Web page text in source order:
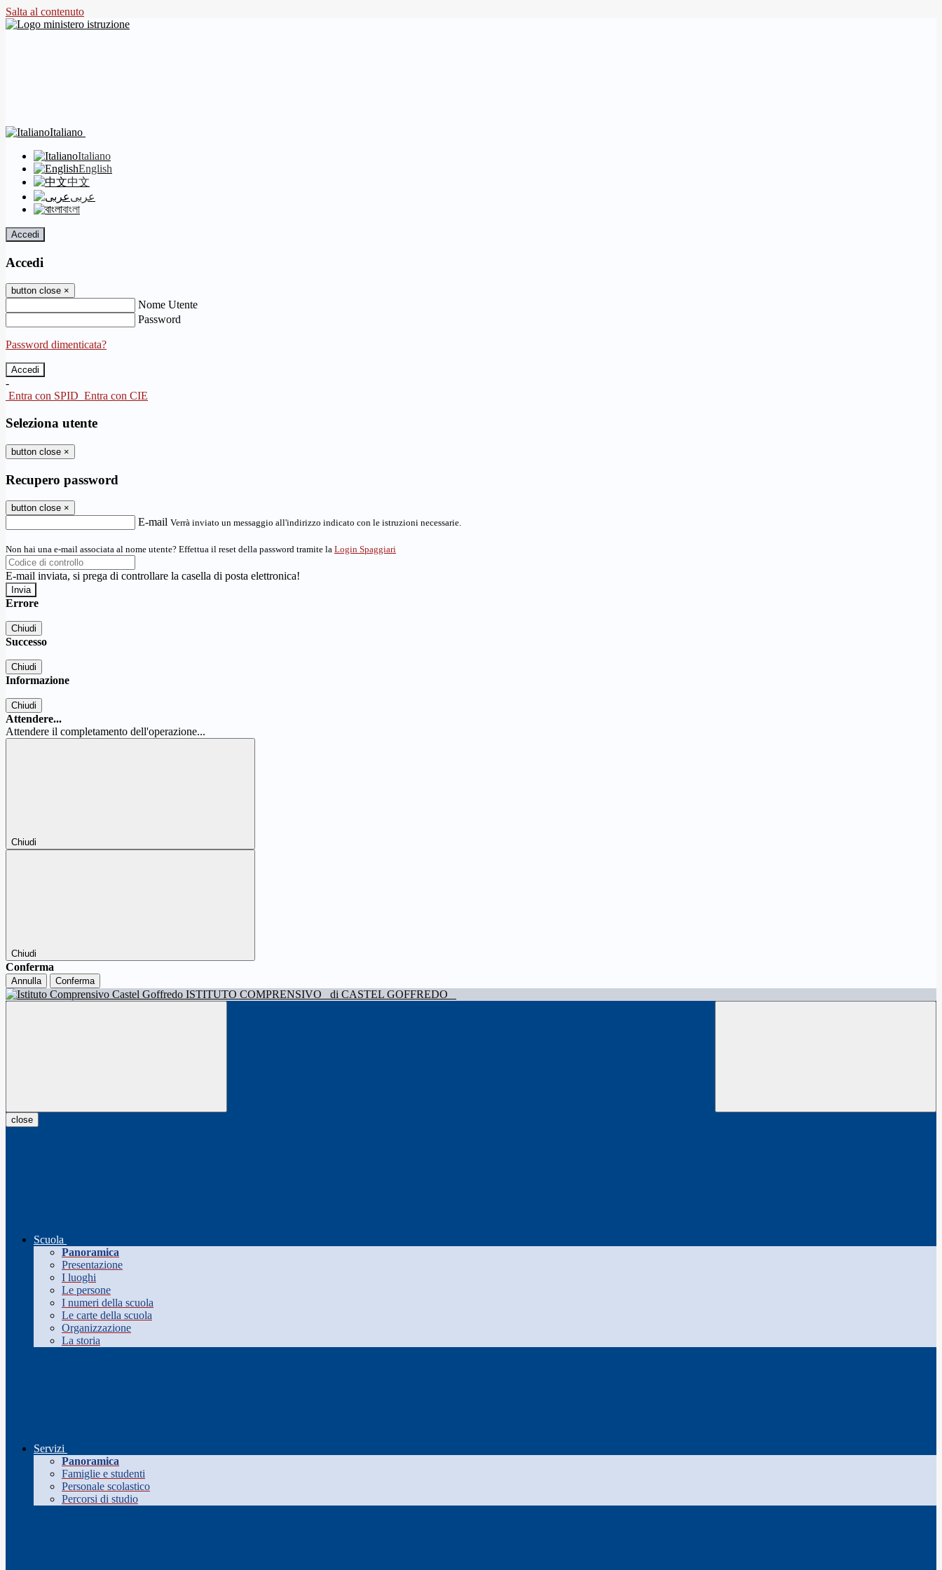
Salta al contenuto
Italiano
Italiano
English
中文
عربى
বাংলা
Accedi
Accedi
button close ×
Nome Utente
Password
Password dimenticata?
-
Entra con SPID Entra con CIE
Seleziona utente
button close ×
Recupero password
button close ×
E-mail Verrà inviato un messaggio all'indirizzo indicato con le istruzioni necessarie.
Non hai una e-mail associata al nome utente? Effettua il reset della password tramite la Login Spaggiari
E-mail inviata, si prega di controllare la casella di posta elettronica!
Errore
Chiudi
Successo
Chiudi
Informazione
Chiudi
Attendere...
Attendere il completamento dell'operazione...
Chiudi
Chiudi
Conferma
Annulla Conferma
ISTITUTO COMPRENSIVO di CASTEL GOFFREDO
close
Scuola
Panoramica
Presentazione
I luoghi
Le persone
I numeri della scuola
Le carte della scuola
Organizzazione
La storia
Servizi
Panoramica
Famiglie e studenti
Personale scolastico
Percorsi di studio